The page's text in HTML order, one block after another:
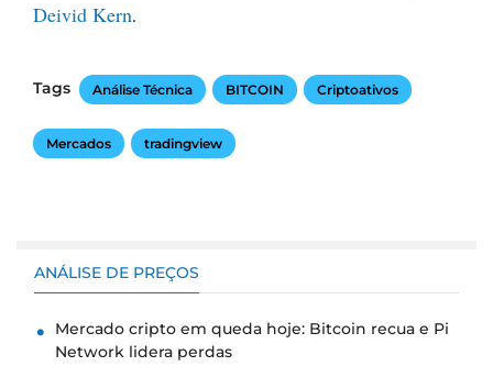
Deivid Kern.
Tags Análise Técnica BITCOIN Criptoativos
Mercados tradingview
ANÁLISE DE PREÇOS
Mercado cripto em queda hoje: Bitcoin recua e Pi
Network lidera perdas